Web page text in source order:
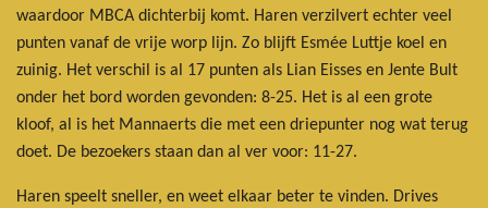
waardoor MBCA dichterbij komt. Haren verzilvert echter veel
punten vanaf de vrije worp lijn. Zo blijft Esmée Luttje koel en
zuinig. Het verschil is al 17 punten als Lian Eisses en Jente Bult
onder het bord worden gevonden: 8-25. Het is al een grote
kloof, al is het Mannaerts die met een driepunter nog wat terug
doet. De bezoekers staan dan al ver voor: 11-27.
Haren speelt sneller, en weet elkaar beter te vinden. Drives